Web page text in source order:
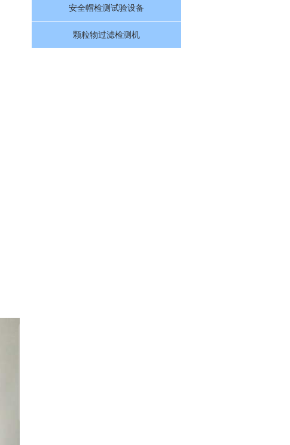
安全帽检测试验设备
颗粒物过滤检测机